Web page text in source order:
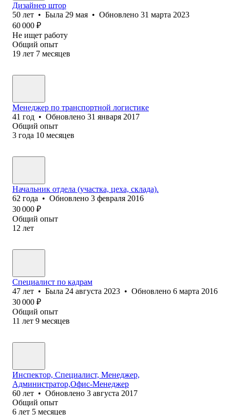
Дизайнер штор
50 лет • Была 29 мая • Обновлено 31 марта 2023
60 000 ₽
Не ищет работу
Общий опыт
19 лет 7 месяцев
Менеджер по транспортной логистике
41 год • Обновлено 31 января 2017
Общий опыт
3 года 10 месяцев
Начальник отдела (участка, цеха, склада).
62 года • Обновлено 3 февраля 2016
30 000 ₽
Общий опыт
12 лет
Специалист по кадрам
47 лет • Была 24 августа 2023 • Обновлено 6 марта 2016
30 000 ₽
Общий опыт
11 лет 9 месяцев
Инспектор, Специалист, Менеджер,
Администратор,Офис-Менеджер
60 лет • Обновлено 3 августа 2017
Общий опыт
6 лет 5 месяцев